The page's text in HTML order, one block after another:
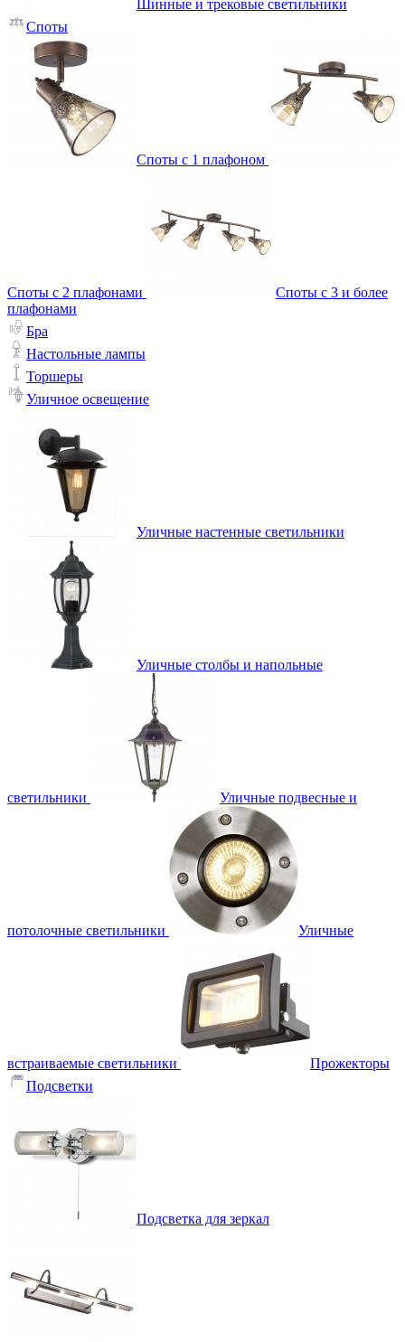
Шинные и трековые светильники
Споты
Споты с 1 плафоном
Споты с 2 плафонами
Споты с 3 и более
плафонами
Бра
Настольные лампы
Торшеры
Уличное освещение
Уличные настенные светильники
Уличные столбы и напольные
светильники Уличные подвесные и
потолочные светильники Уличные
встраиваемые светильники
Прожекторы
Подсветки
Подсветка для зеркал